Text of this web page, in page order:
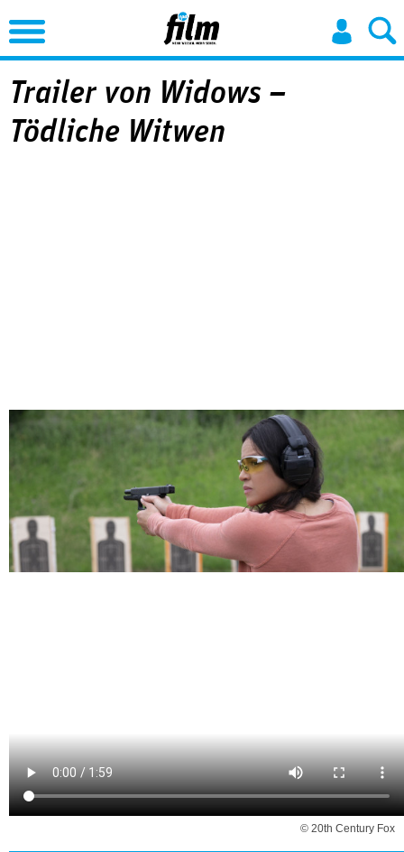
Jump to Navigation
Trailer von Widows –
Tödliche Witwen
© 20th Century Fox